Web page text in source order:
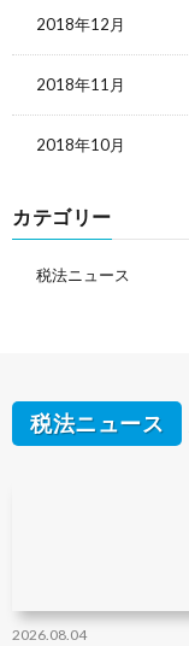
2018年12月
2018年11月
2018年10月
カテゴリー
税法ニュース
税法ニュース
2026.08.04